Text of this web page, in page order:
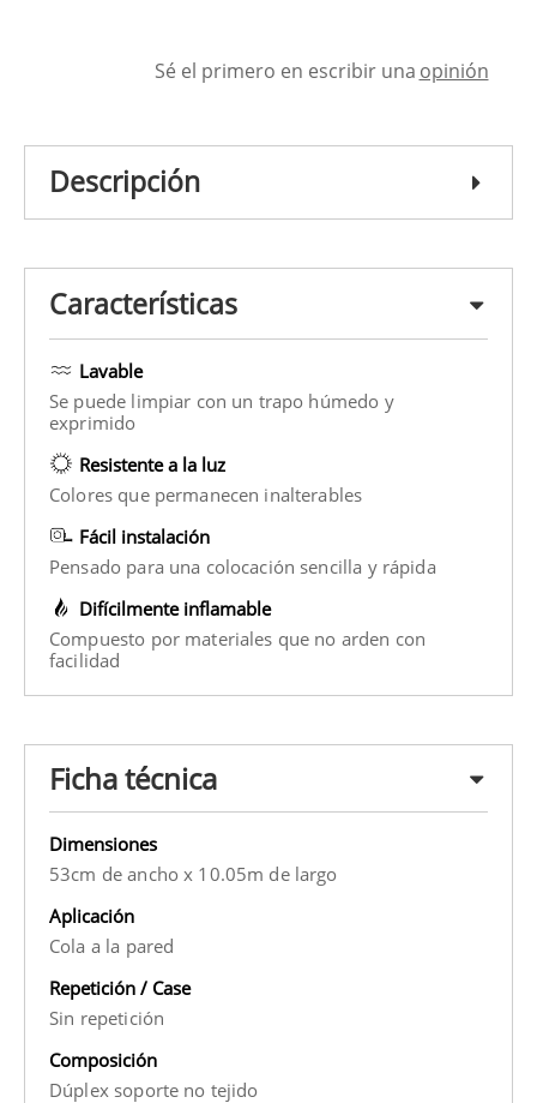
Sé el primero en escribir una opinión
Descripción
Características
Lavable
Se puede limpiar con un trapo húmedo y
exprimido
Resistente a la luz
Colores que permanecen inalterables
Fácil instalación
Pensado para una colocación sencilla y rápida
Difícilmente inflamable
Compuesto por materiales que no arden con
facilidad
Ficha técnica
Dimensiones
53cm de ancho x 10.05m de largo
Aplicación
Cola a la pared
Repetición / Case
Sin repetición
Composición
Dúplex soporte no tejido